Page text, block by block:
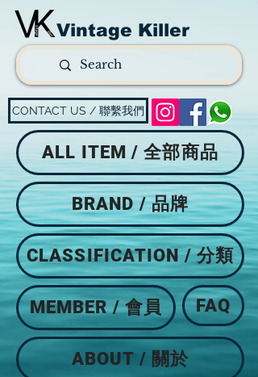
Vintage Killer
CONTACT US / 聯繫我們
ALL ITEM / 全部商品
BRAND / 品牌
CLASSIFICATION / 分類
MEMBER / 會員 FAQ
ABOUT / 關於